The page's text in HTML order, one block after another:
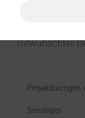
Gewünschter
Projektbezogen
Sonstiges